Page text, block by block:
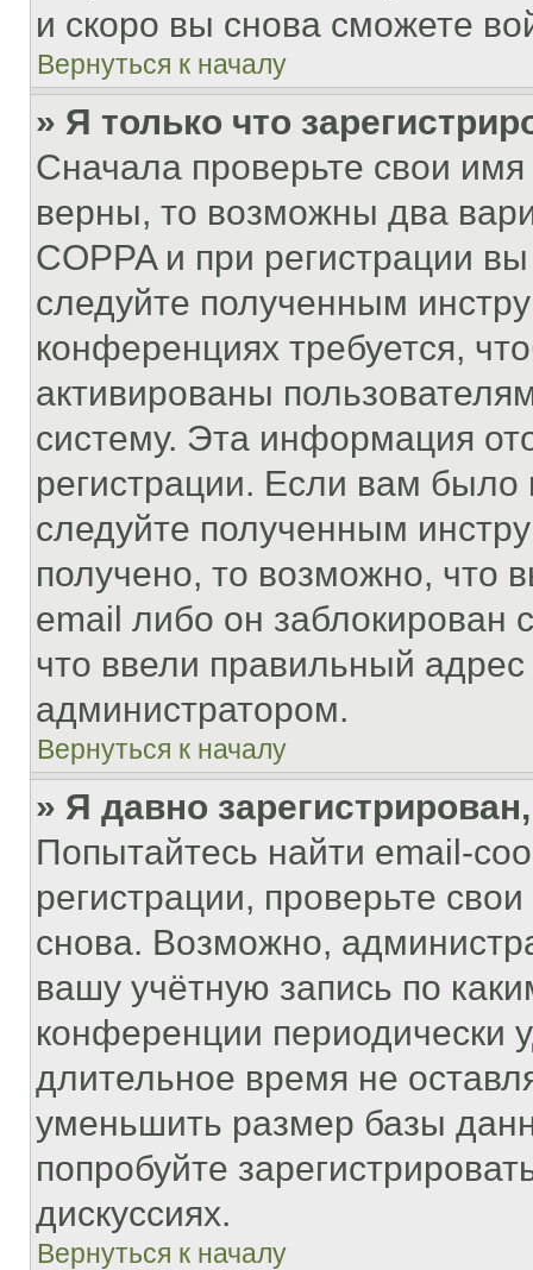
и скоро вы снова сможете
Вернуться к началу
» Я только что
Сначала проверьте свои
верны, то возможны два
COPPA и при регистрации
следуйте полученным
конференциях требуется,
активированы
систему. Эта информация
регистрации. Если вам
следуйте полученным
получено, то возможно, что
email либо он
что ввели правильный адрес
администратором.
Вернуться к началу
» Я давно
Попытайтесь найти email-
регистрации, проверьте
снова. Возможно,
вашу учётную запись по
конференции периодически
длительное время не
уменьшить размер базы
попробуйте
дискуссиях.
Вернуться к началу